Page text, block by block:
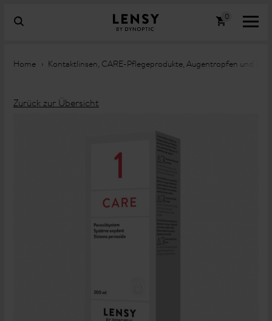
Home Kontaktlinsen, CARE-Pflegeprodukte, Augentropfen und
Zurück zur Übersicht